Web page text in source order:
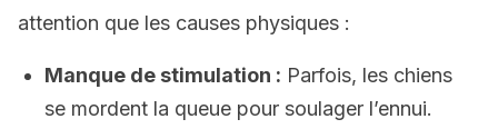
attention que les causes physiques :
Manque de stimulation : Parfois, les chiens
se mordent la queue pour soulager l’ennui.